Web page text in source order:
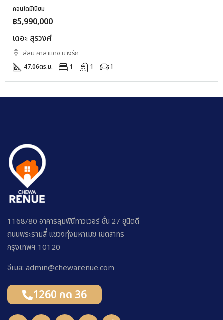
คอนโดมิเนียม
฿5,990,000
เดอะ สุรวงศ์
สีลม ศาลาแดง บางรัก
47.06ตร.ม. 1 1 1
1168/80 อาคารลุมพินีทาวเวอร์ ชั้น 27 ยูนิตดี
ถนนพระรามสี่ แขวงทุ่งมหาเมฆ เขตสาทร
กรุงเทพฯ 10120
อีเมล: admin@chewarenue.com
1260 กด 36